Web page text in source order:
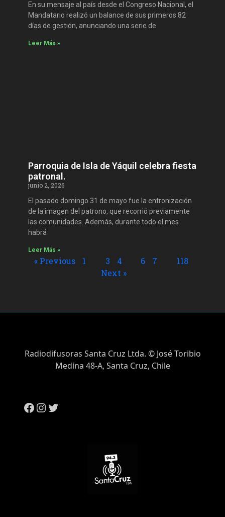
En su mensaje al país desde el Congreso Nacional, el
Mandatario realizó un balance de sus primeros 82
días de gestión, anunciando una serie de
Leer Más »
Parroquia de Isla de Yáquil celebra fiesta
patronal.
junio 2, 2026
El pasado domingo 31 de mayo fue la entronización
de la imagen del patrono, que recorrió previamente
las comunidades. Además, durante todo el mes
habrá
Leer Más »
« Previous 1 3 4 6 7
118
Next »
Radiodifusoras Santa Cruz Ltda. © José Toribio
Medina 48-A, Santa Cruz, Chile